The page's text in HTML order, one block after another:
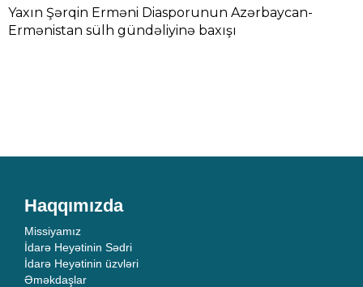
Yaxın Şərqin Erməni Diasporunun Azərbaycan-
Ermənistan sülh gündəliyinə baxışı
Haqqımızda
Missiyamız
İdarə Heyətinin Sədri
İdarə Heyətinin üzvləri
Əməkdaşlar